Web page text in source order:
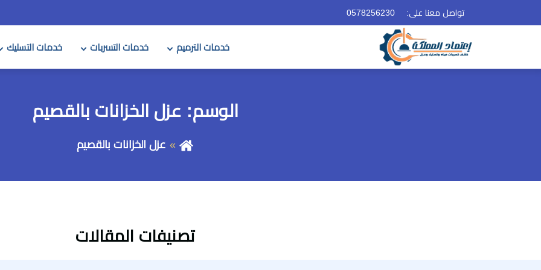
تواصل معنا على: 0578256230
خدمات الترميم خدمات التسربات خدمات التسليك
الوسم: عزل الخزانات بالقصيم
عزل الخزانات بالقصيم
تصنيفات المقالات